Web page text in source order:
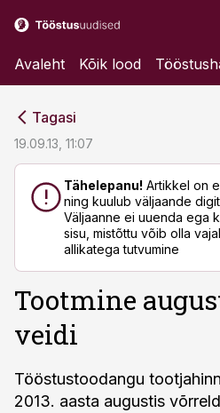
Avaleht Kõik lood
Tagasi
19.09.13, 11:07
Tähelepanu! Artikkel on
ning kuulub väljaande
Väljaanne ei uuenda ega
sisu, mistõttu võib olla
allikatega tutvumine
Tootmine
veidi
Tööstustoodangu
2013. aasta augustis